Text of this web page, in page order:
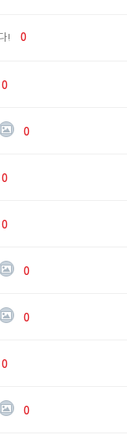
! 0
0
0
0
0
0
0
0
0